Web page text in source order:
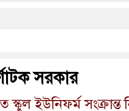
সরকার
ইউনিফর্ম সংক্রান্ত